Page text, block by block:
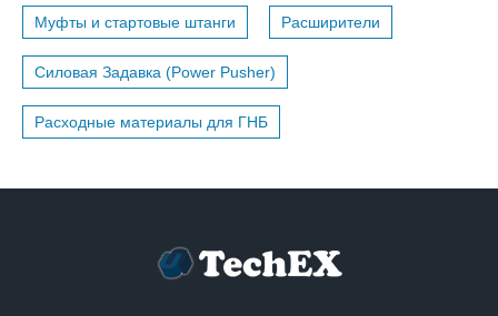
Муфты и стартовые штанги Расширители
Силовая Задавка (Power Pusher)
Расходные материалы для ГНБ